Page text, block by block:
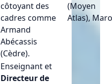
côtoyant des
cadres comme
Armand
Abécassis
(Cèdre).
(Moyen
Atlas),
Enseignant et
Directeur de